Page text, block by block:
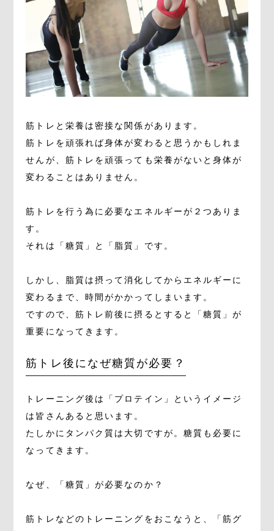
筋トレと栄養は密接な関係があります。
筋トレを頑張れば身体が変わると思うかもしれま
せんが、筋トレを頑張っても栄養がないと身体が
変わることはありません。
筋トレを行う為に必要なエネルギーが２つありま
す。
それは「糖質」と「脂質」です。
しかし、脂質は摂って消化してからエネルギーに
変わるまで、時間がかかってしまいます。
ですので、筋トレ前後に摂るとすると「糖質」が
重要になってきます。
筋トレ後になぜ糖質が必要？
トレーニング後は「プロテイン」というイメージ
は皆さんあると思います。
たしかにタンパク質は大切ですが。糖質も必要に
なってきます。
なぜ、「糖質」が必要なのか？
筋トレなどのトレーニングをおこなうと、「筋グ